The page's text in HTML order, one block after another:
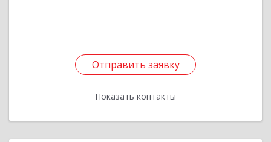
Отправить заявку
Показать контакты
Отправить заявку
Назад